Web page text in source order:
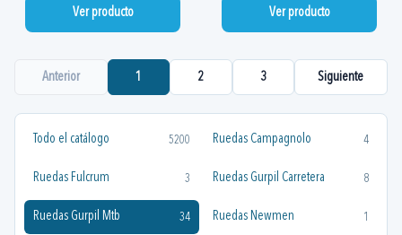
Todo el catálogo 5200 Ruedas Campagnolo 4
Ruedas Fulcrum 3 Ruedas Gurpil Carretera 8
Ruedas Gurpil Mtb 34 Ruedas Newmen 1
Ver producto Ver producto
Anterior 1 2 3 Siguiente